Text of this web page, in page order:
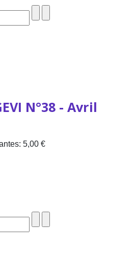
N°38 - Avril
5,00 €